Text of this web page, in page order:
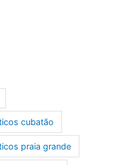
cubatão
praia grande